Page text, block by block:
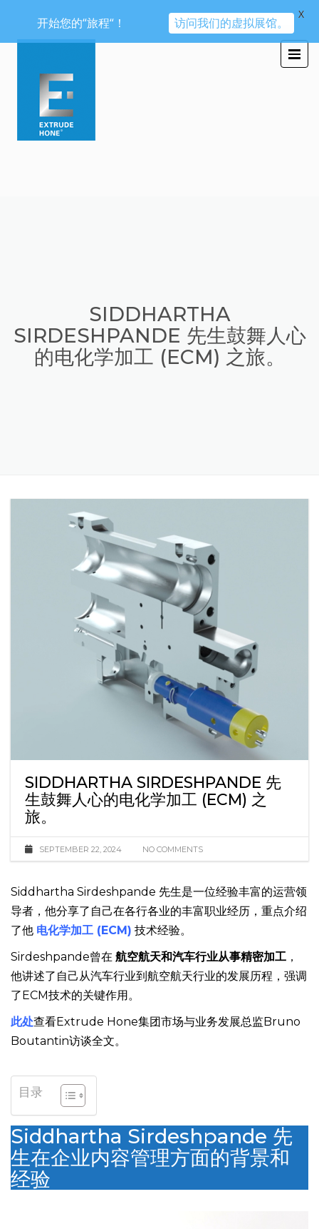
SIDDHARTHA
SIRDESHPANDE 先生鼓舞人心
的电化学加工 (ECM) 之旅。
SIDDHARTHA SIRDESHPANDE 先
生鼓舞人心的电化学加工 (ECM) 之
旅。
Siddhartha Sirdeshpande 先生是一位经验丰富的运营领
导者，他分享了自己在各行各业的丰富职业经历，重点介绍
电化学加工 (ECM)技术经验。
Sirdeshpande曾在航空航天和汽车行业从事精密加工，
他讲述了自己从汽车行业到航空航天行业的发展历程，强调
了ECM技术的关键作用。
此处查看Extrude Hone集团市场与业务发展总监Bruno
Siddhartha Sirdeshpande 先
生在企业内容管理方面的背景和
经验
开始您的“旅程“！ 访问我们的虚拟展馆。
X